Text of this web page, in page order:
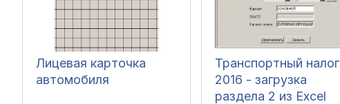
Лицевая карточка
автомобиля
Транспортный налог
2016 - загрузка
раздела 2 из Excel